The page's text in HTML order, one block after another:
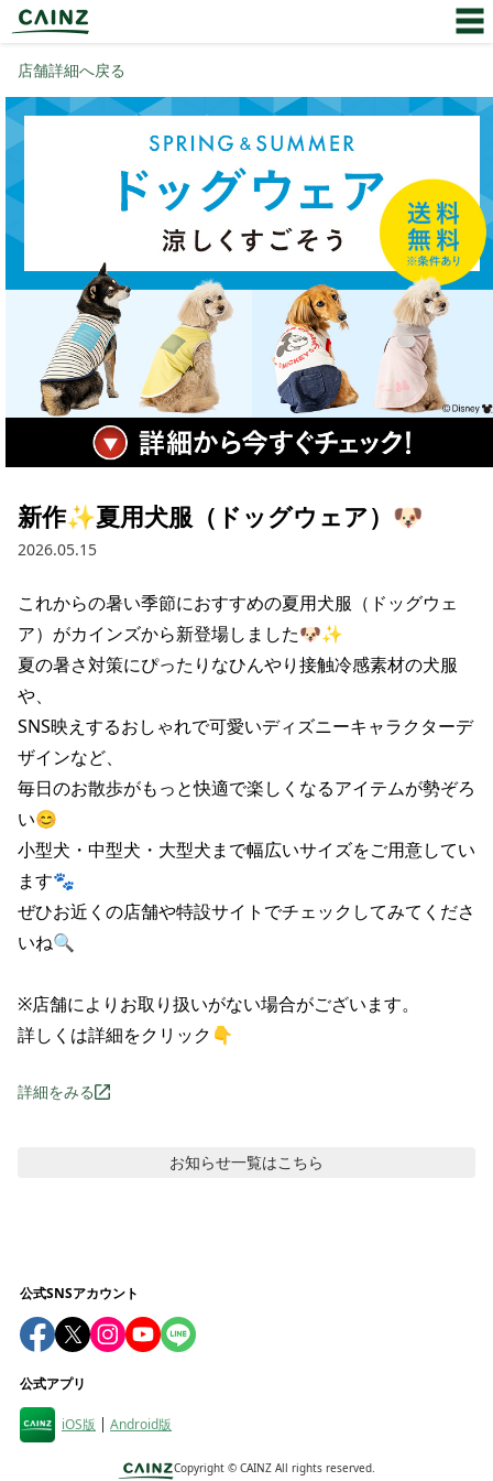
店舗詳細へ戻る
新作✨夏用犬服（ドッグウェア）🐶
2026.05.15
これからの暑い季節におすすめの夏用犬服（ドッグウェ
ア）がカインズから新登場しました🐶✨
夏の暑さ対策にぴったりなひんやり接触冷感素材の犬服
や、
SNS映えするおしゃれで可愛いディズニーキャラクターデ
ザインなど、
毎日のお散歩がもっと快適で楽しくなるアイテムが勢ぞろ
い😊
小型犬・中型犬・大型犬まで幅広いサイズをご用意してい
ます🐾
ぜひお近くの店舗や特設サイトでチェックしてみてくださ
いね🔍
※店舗によりお取り扱いがない場合がございます。
詳しくは詳細をクリック👇
詳細をみる
お知らせ一覧はこちら
公式SNSアカウント
公式アプリ
iOS版 Android版
Copyright © CAINZ All rights reserved.